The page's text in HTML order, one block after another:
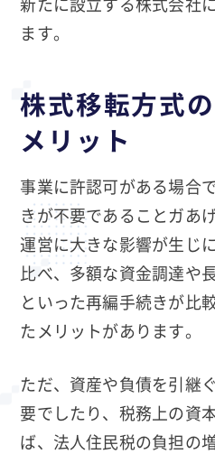
ます。
株式移転方式
メリット
事業に許認可がある場合
きが不要であることガあ
運営に大きな影響が生じ
比べ、多額な資金調達や
といった再編手続きが比
たメリットがあります。
ただ、資産や負債を引継
要でしたり、税務上の資
ば、法人住民税の負担の